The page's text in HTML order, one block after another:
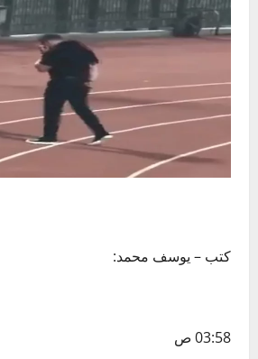
كتب – يوسف محمد:
03:58 ص